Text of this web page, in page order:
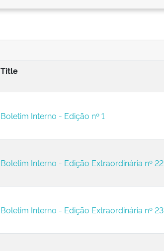
Title
Boletim Interno - Edição nº 1
Boletim Interno - Edição Extraordinária nº 22
Boletim Interno - Edição Extraordinária nº 23